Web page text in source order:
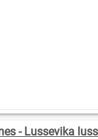
- Lussevika